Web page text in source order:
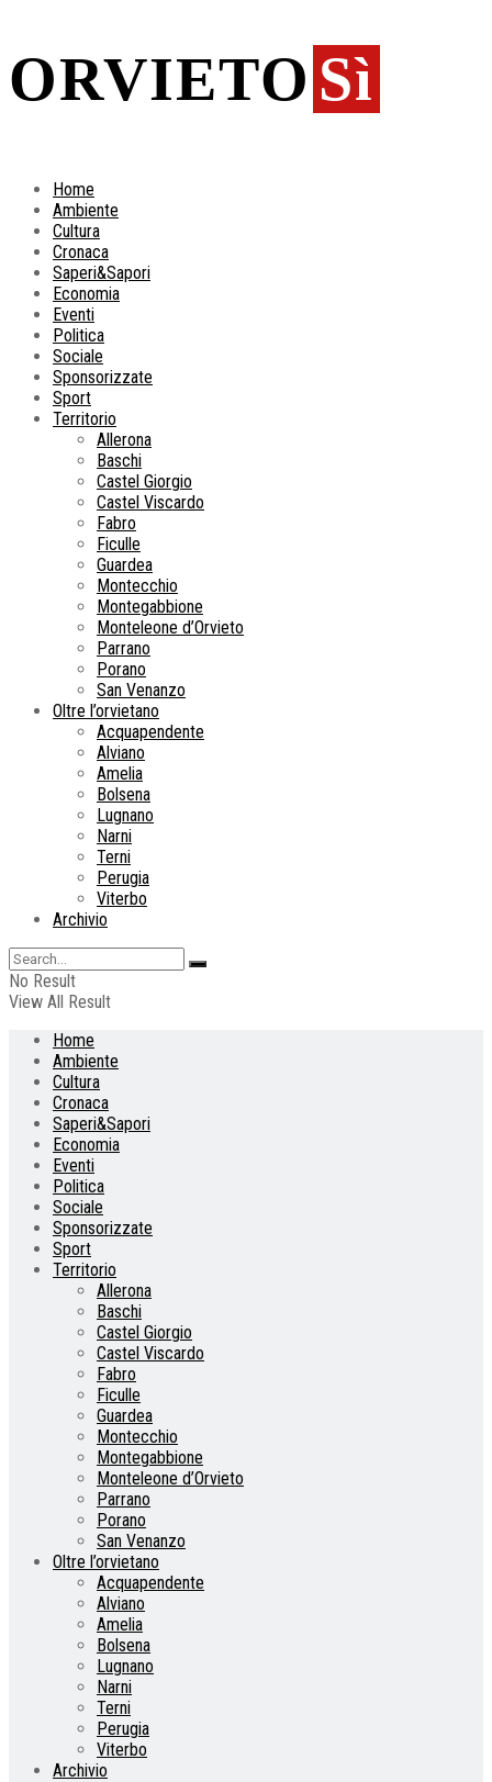
ORVIETO Sì
Home
Ambiente
Cultura
Cronaca
Saperi&Sapori
Economia
Eventi
Politica
Sociale
Sponsorizzate
Sport
Territorio
Allerona
Baschi
Castel Giorgio
Castel Viscardo
Fabro
Ficulle
Guardea
Montecchio
Montegabbione
Monteleone d’Orvieto
Parrano
Porano
San Venanzo
Oltre l’orvietano
Acquapendente
Alviano
Amelia
Bolsena
Lugnano
Narni
Terni
Perugia
Viterbo
Archivio
No Result
View All Result
Home
Ambiente
Cultura
Cronaca
Saperi&Sapori
Economia
Eventi
Politica
Sociale
Sponsorizzate
Sport
Territorio
Allerona
Baschi
Castel Giorgio
Castel Viscardo
Fabro
Ficulle
Guardea
Montecchio
Montegabbione
Monteleone d’Orvieto
Parrano
Porano
San Venanzo
Oltre l’orvietano
Acquapendente
Alviano
Amelia
Bolsena
Lugnano
Narni
Terni
Perugia
Viterbo
Archivio